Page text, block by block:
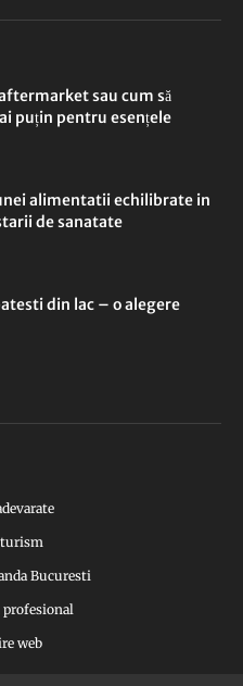
sau cum să
puțin pentru esențele
alimentatii echilibrate in
de sanatate
din lac – o alegere
Bucuresti
profesional
web